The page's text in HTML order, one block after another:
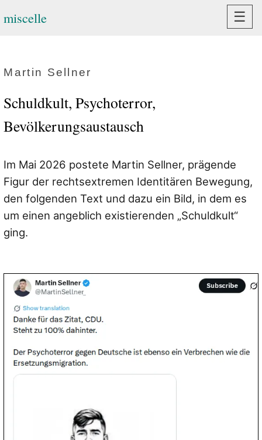
miscelle ☰
Martin Sellner
Schuldkult, Psychoterror,
Bevölkerungsaustausch
Im Mai 2026 postete Martin Sellner, prägende
Figur der rechtsextremen Identitären Bewegung,
den folgenden Text und dazu ein Bild, in dem es
um einen angeblich existierenden „Schuldkult“
ging.